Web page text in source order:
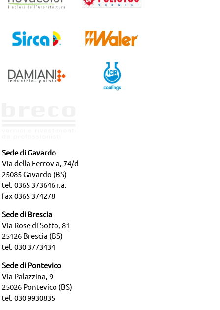
Sede di Gavardo
Via della Ferrovia, 74/d
25085 Gavardo (BS)
tel. 0365 373646 r.a.
fax 0365 374278
Sede di Brescia
Via Rose di Sotto, 81
25126 Brescia (BS)
tel. 030 3773434
Sede di Pontevico
Via Palazzina, 9
25026 Pontevico (BS)
tel. 030 9930835